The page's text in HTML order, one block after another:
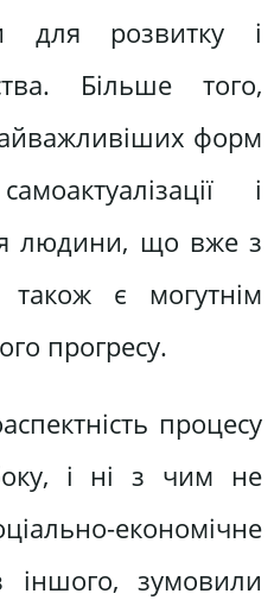
для розвитку і
Більше того,
форм
і
людини, що вже з
є могутнім
прогресу.
процесу
і ні з чим не
економічне
іншого, зумовили